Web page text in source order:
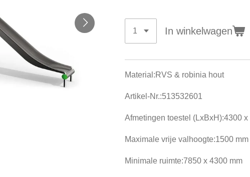
In winkelwagen
Material:RVS & robinia hout
Artikel-Nr.:513532601
Afmetingen toestel (LxBxH):4300
Maximale vrije valhoogte:1500 mm
Minimale ruimte:7850 x 4300 mm